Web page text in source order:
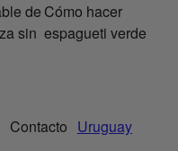
de
sin
Cómo hacer
espagueti verde
Contacto Uruguay